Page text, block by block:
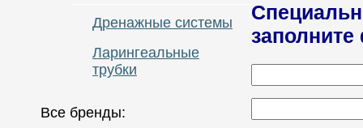
Дренажные системы
Ларингеальные
трубки
Все бренды: